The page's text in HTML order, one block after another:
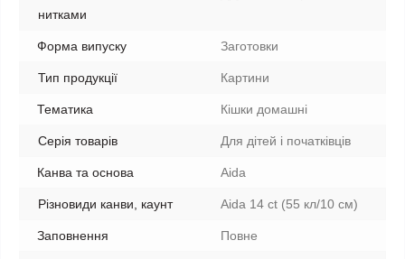
нитками
Форма випуску Заготовки
Тип продукції Картини
Тематика Кішки домашні
Серія товарів Для дітей і початківців
Канва та основа Aida
Різновиди канви, каунт Aida 14 ct (55 кл/10 см)
Заповнення Повне